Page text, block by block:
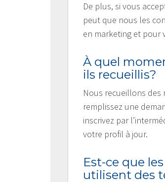
De plus, si vous
peut que nous les
en marketing et pour
À quel
ils recueillis?
Nous recueillons
remplissez une
inscrivez par
votre profil à jour.
Est-ce que
utilisent des